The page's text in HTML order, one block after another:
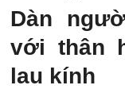
Dàn
với thân
lau kính